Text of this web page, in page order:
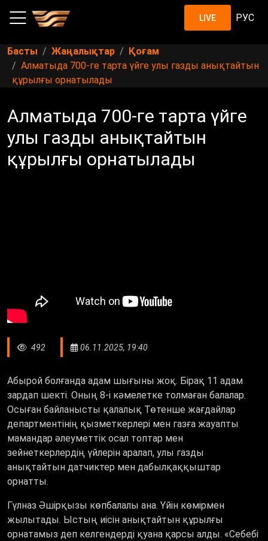
LIVE РУС
Басты Жаңалықтар
Қоғам
Алматыда 700-ге тарта үйге улы газды анықтайтын
құрылғы орнатылады
Алматыда 700-ге тарта үйге
улы газды анықтайтын
құрылғы орнатылады
492 06.11.2025, 19:40
Абырой болғанда адам шығыны жоқ. Бірақ 11 адам
зардап шекті. Оның 8-і кәмелетке толмаған балалар.
Осыған байланысты қалалық Төтенше жағдайлар
департментінің қызметкерлері мен газға жауапты
мамандар әлеуметтік осал топтар мен
зейнеткерлердің үйлерін аралап, улы газды
анықтайтын датчиктер мен дабылқаққыштар
орнатты.
Гүлназ Әшірқызы көпбалалы ана. Үйін көмірмен
жылытады. Ыстың иісін анықтайтын құрылғы
орнатамыз деп келгендерді қуана қарсы алды. «Себебі